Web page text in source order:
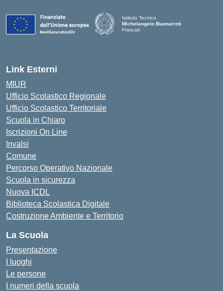
Istituto Tecnico
Michelangelo Buonarroti
Frascati
Link Esterni
MIUR
Ufficio Scolastico Regionale
Ufficio Scolastico Territoriale
Scuola in Chiaro
Iscrizioni On Line
Invalsi
Comune
Percorso Operativo Nazionale
Scuola in sicurezza
Nuova ICDL
Biblioteca Scolastica Digitale
Costruzione Ambiente e Territorio
La Scuola
Presentazione
I luoghi
Le persone
I numeri della scuola